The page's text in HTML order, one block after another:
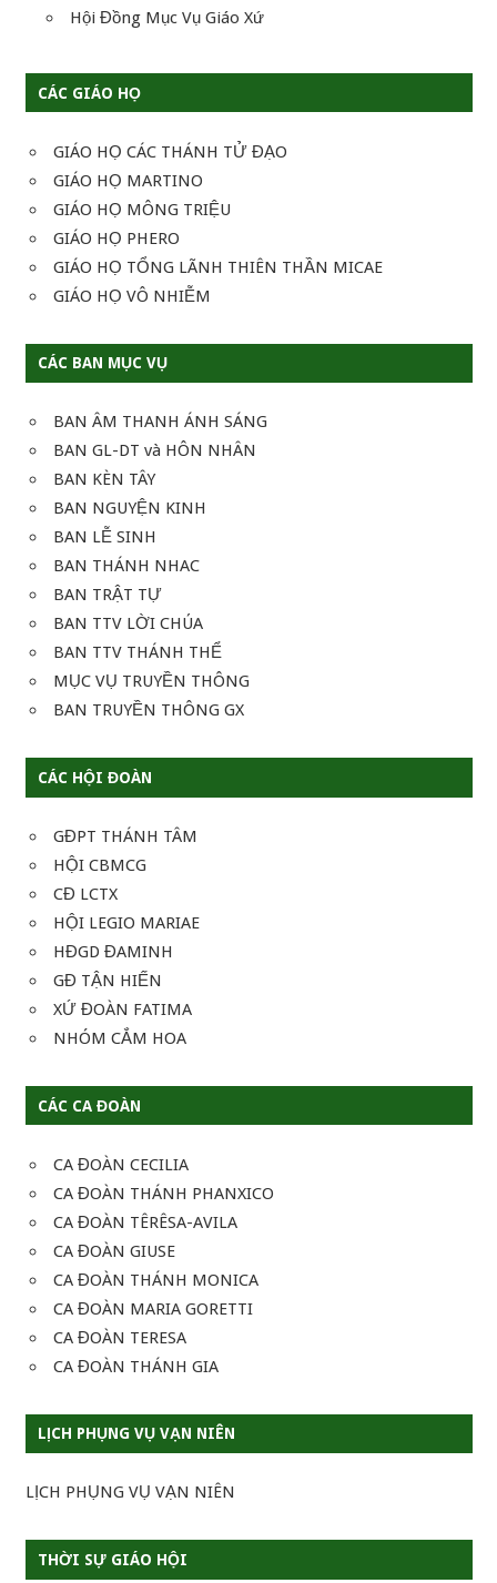
Hội Đồng Mục Vụ Giáo Xứ
CÁC GIÁO HỌ
GIÁO HỌ CÁC THÁNH TỬ ĐẠO
GIÁO HỌ MARTINO
GIÁO HỌ MÔNG TRIỆU
GIÁO HỌ PHERO
GIÁO HỌ TỔNG LÃNH THIÊN THẦN MICAE
GIÁO HỌ VÔ NHIỄM
CÁC BAN MỤC VỤ
BAN ÂM THANH ÁNH SÁNG
BAN GL-DT và HÔN NHÂN
BAN KÈN TÂY
BAN NGUYỆN KINH
BAN LỄ SINH
BAN THÁNH NHAC
BAN TRẬT TỰ
BAN TTV LỜI CHÚA
BAN TTV THÁNH THỂ
MỤC VỤ TRUYỀN THÔNG
BAN TRUYỀN THÔNG GX
CÁC HỘI ĐOÀN
GĐPT THÁNH TÂM
HỘI CBMCG
CĐ LCTX
HỘI LEGIO MARIAE
HĐGD ĐAMINH
GĐ TẬN HIẾN
XỨ ĐOÀN FATIMA
NHÓM CẮM HOA
CÁC CA ĐOÀN
CA ĐOÀN CECILIA
CA ĐOÀN THÁNH PHANXICO
CA ĐOÀN TÊRÊSA-AVILA
CA ĐOÀN GIUSE
CA ĐOÀN THÁNH MONICA
CA ĐOÀN MARIA GORETTI
CA ĐOÀN TERESA
CA ĐOÀN THÁNH GIA
LỊCH PHỤNG VỤ VẠN NIÊN
LỊCH PHỤNG VỤ VẠN NIÊN
THỜI SỰ GIÁO HỘI